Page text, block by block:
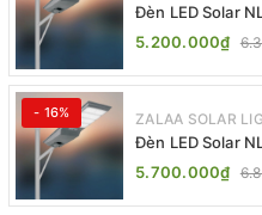
Đèn LED Solar
One | ZALAA
5.200.000₫
- 16% ZALAA SOLAR
Đèn LED Solar
One | ZALAA
5.700.000₫